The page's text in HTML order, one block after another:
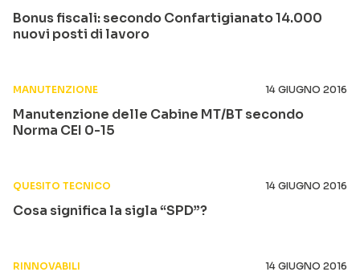
Bonus fiscali: secondo Confartigianato 14.000
nuovi posti di lavoro
MANUTENZIONE 14 GIUGNO 2016
Manutenzione delle Cabine MT/BT secondo
Norma CEI 0-15
QUESITO TECNICO 14 GIUGNO 2016
Cosa significa la sigla “SPD”?
RINNOVABILI 14 GIUGNO 2016